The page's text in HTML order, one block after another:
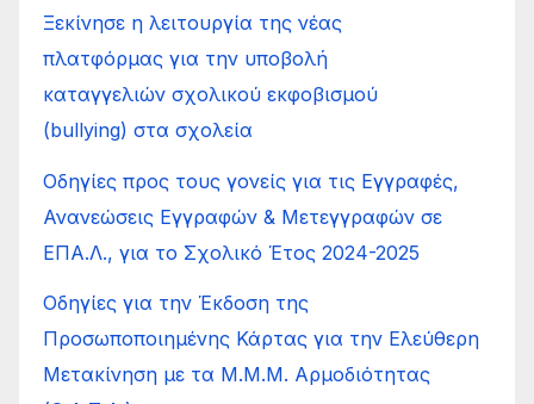
Ξεκίνησε η λειτουργία της νέας
πλατφόρμας για την υποβολή
καταγγελιών σχολικού εκφοβισμού
(bullying) στα σχολεία
Οδηγίες προς τους γονείς για τις Εγγραφές,
Ανανεώσεις Εγγραφών & Μετεγγραφών σε
ΕΠΑ.Λ., για το Σχολικό Έτος 2024-2025
Οδηγίες για την Έκδοση της
Προσωποποιημένης Κάρτας για την Ελεύθερη
Μετακίνηση με τα Μ.Μ.Μ. Αρμοδιότητας